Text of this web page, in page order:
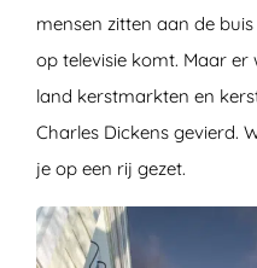
mensen zitten aan de
op televisie komt. Maar
land kerstmarkten en
Charles Dickens gevierd.
je op een rij gezet.